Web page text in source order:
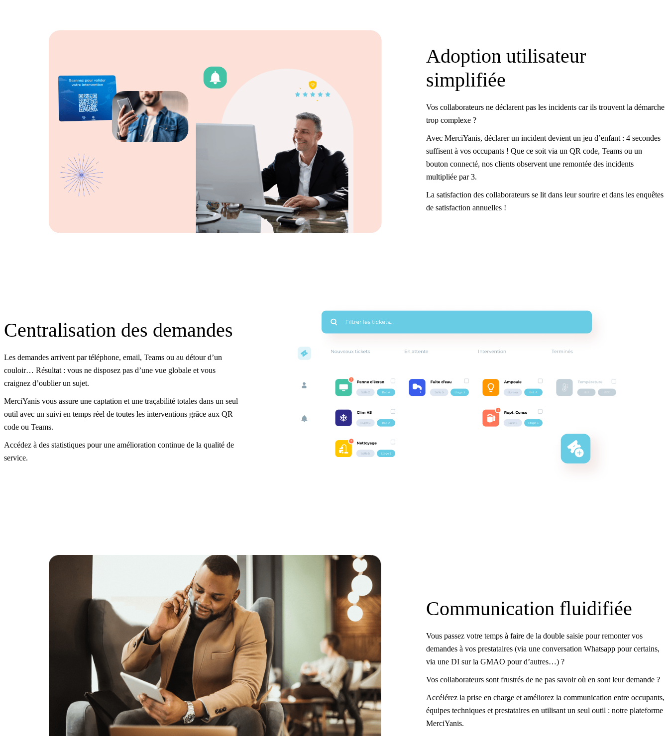
Adoption utilisateur
simplifiée
Vos collaborateurs ne déclarent pas les incidents car ils trouvent la démarche
trop complexe ?
Avec MerciYanis, déclarer un incident devient un jeu d’enfant : 4 secondes
suffisent à vos occupants ! Que ce soit via un QR code, Teams ou un
bouton connecté, nos clients observent une remontée des incidents
multipliée par 3.
La satisfaction des collaborateurs se lit dans leur sourire et dans les enquêtes
de satisfaction annuelles !
Centralisation des demandes
Les demandes arrivent par téléphone, email, Teams ou au détour d’un
couloir… Résultat : vous ne disposez pas d’une vue globale et vous
craignez d’oublier un sujet.
MerciYanis vous assure une captation et une traçabilité totales dans un seul
outil avec un suivi en temps réel de toutes les interventions grâce aux QR
code ou Teams.
Accédez à des statistiques pour une amélioration continue de la qualité de
service.
Communication fluidifiée
Vous passez votre temps à faire de la double saisie pour remonter vos
demandes à vos prestataires (via une conversation Whatsapp pour certains,
via une DI sur la GMAO pour d’autres…) ?
Vos collaborateurs sont frustrés de ne pas savoir où en sont leur demande ?
Accélérez la prise en charge et améliorez la communication entre occupants,
équipes techniques et prestataires en utilisant un seul outil : notre plateforme
MerciYanis.